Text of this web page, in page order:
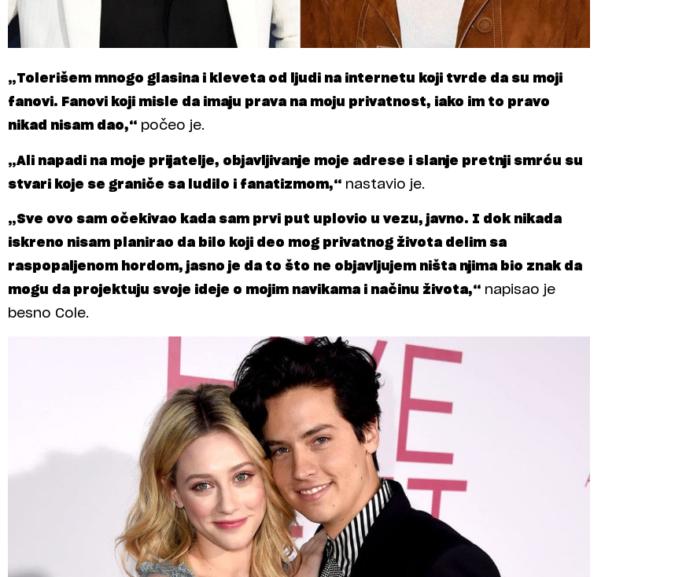
„Tolerišem mnogo glasina i kleveta od ljudi na internetu koji tvrde da su moji
fanovi. Fanovi koji misle da imaju prava na moju privatnost, iako im to pravo
nikad nisam dao,“ počeo je.
„Ali napadi na moje prijatelje, objavljivanje moje adrese i slanje pretnji smrću su
stvari koje se graniče sa ludilo i fanatizmom,“ nastavio je.
„Sve ovo sam očekivao kada sam prvi put uplovio u vezu, javno. I dok nikada
iskreno nisam planirao da bilo koji deo mog privatnog života delim sa
raspopaljenom hordom, jasno je da to što ne objavljujem ništa njima bio znak da
mogu da projektuju svoje ideje o mojim navikama i načinu života,“ napisao je
besno Cole.